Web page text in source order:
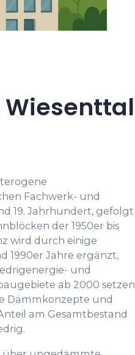
Fachwerk- und
19. Jahrhundert, gefolgt
der 1950er bis
wird durch einige
1990er Jahre ergänzt,
und
ab 2000 setzen
Dämmkonzepte und
am Gesamtbestand